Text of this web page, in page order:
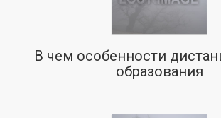
В чем особенности
образования